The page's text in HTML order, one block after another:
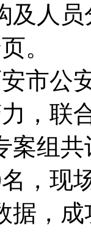
及人
。
公安
，联
案组
，现
据，